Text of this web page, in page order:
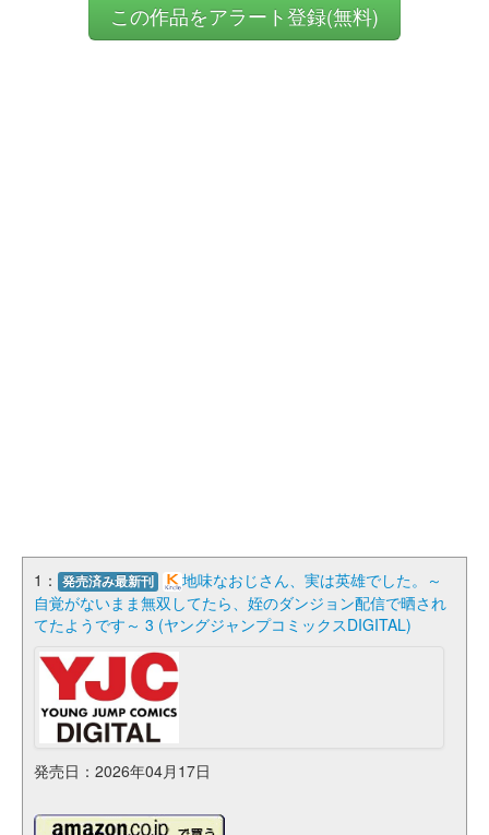
この作品をアラート登録(無料)
1： 発売済み最新刊
地味なおじさん、実は英雄でした。～
自覚がないまま無双してたら、姪のダンジョン配信で晒され
てたようです～ 3 (ヤングジャンプコミックスDIGITAL)
発売日：2026年04月17日